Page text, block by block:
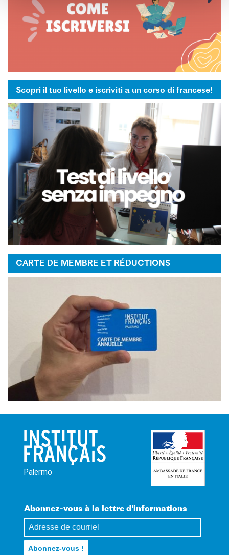
Scopri il tuo livello e iscriviti a un corso di francese!
CARTE DE MEMBRE ET RÉDUCTIONS
Palermo
Abonnez-vous à la lettre d'informations